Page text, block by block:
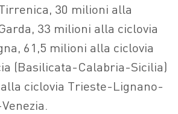
30 milioni alla
33 milioni alla ciclovia
61,5 milioni alla ciclovia
(Basilicata-Calabria-Sicilia)
ciclovia Trieste-Lignano-